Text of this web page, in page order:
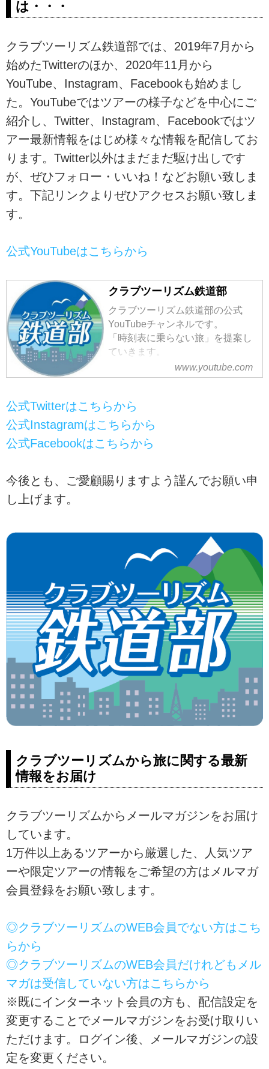
物車両専用で、通常の旅客列車で
は・・・
クラブツーリズム鉄道部では、2019年7月から
始めたTwitterのほか、2020年11月から
YouTube、Instagram、Facebookも始めまし
た。YouTubeではツアーの様子などを中心にご
紹介し、Twitter、Instagram、Facebookではツ
アー最新情報をはじめ様々な情報を配信してお
ります。Twitter以外はまだまだ駆け出しです
が、ぜひフォロー・いいね！などお願い致しま
す。下記リンクよりぜひアクセスお願い致しま
す。
公式YouTubeはこちらから
クラブツーリズム鉄道部
クラブツーリズム鉄道部の公式
YouTubeチャンネルです。
「時刻表に乗らない旅」を提案し
ていきます。
皆様の夢、わたしたちの夢を叶え
たいと思います。
https://bit.ly/3fd9xQw
@ct_tetsudou
https://bit.ly/35KtQBW
https://bit.ly/3pZBDna
@ct_tetsudou
https://ww...
www.youtube.com
公式Twitterはこちらから
公式Instagramはこちらから
公式Facebookはこちらから
今後とも、ご愛顧賜りますよう謹んでお願い申
し上げます。
クラブツーリズムから旅に関する最新
情報をお届け
クラブツーリズムからメールマガジンをお届け
しています。
1万件以上あるツアーから厳選した、人気ツア
ーや限定ツアーの情報をご希望の方はメルマガ
会員登録をお願い致します。
◎クラブツーリズムのWEB会員でない方はこち
らから
◎クラブツーリズムのWEB会員だけれどもメル
マガは受信していない方はこちらから
※既にインターネット会員の方も、配信設定を
変更することでメールマガジンをお受け取りい
ただけます。ログイン後、メールマガジンの設
定を変更ください。